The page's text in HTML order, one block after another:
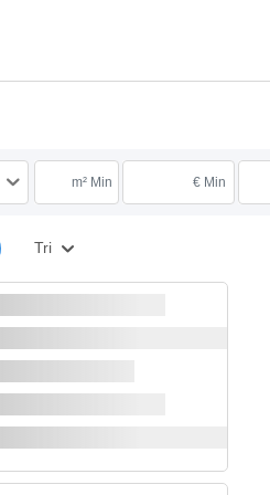
m² Min € Min
Tri